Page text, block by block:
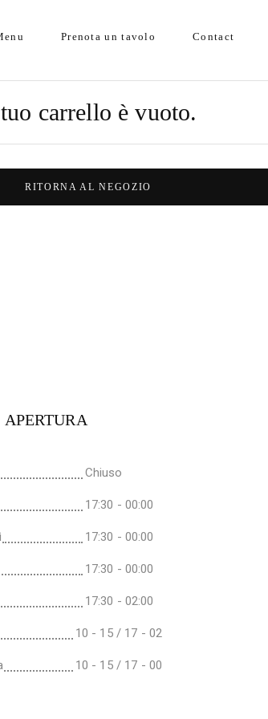
Prenota un tavolo Contact
carrello è vuoto.
RITORNA AL NEGOZIO
Chiuso
17:30 - 00:00
17:30 - 00:00
17:30 - 00:00
17:30 - 02:00
10 - 15 / 17 - 02
10 - 15 / 17 - 00